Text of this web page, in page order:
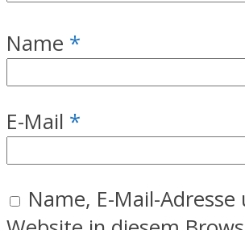
Name *
E-Mail *
Name, E-Mail-Adresse